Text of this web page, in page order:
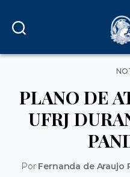
PLANO DE
UFRJ
Por Fernanda de Araujo